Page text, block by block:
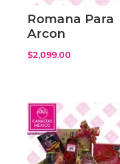
Romana Para
Arcon
$2,099.00